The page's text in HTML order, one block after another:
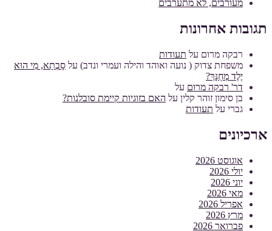
מעורבים, לא מתערבים
תגובות אחרונות
רבקה מרום על תעודות
משפחת צדוק ( נועה ואוהד והילה ועמרי ונדב) על סָבְתָא, מִי הוּא
יֶלֶד מְחֻנָּךְ?
דר' רבקה מרום על
בן סימון זוהר קלין על האם בזוגיות קיימת סובלנות?
גברי על תעודות
ארכיונים
אוגוסט 2026
יולי 2026
יוני 2026
מאי 2026
אפריל 2026
מרץ 2026
פברואר 2026